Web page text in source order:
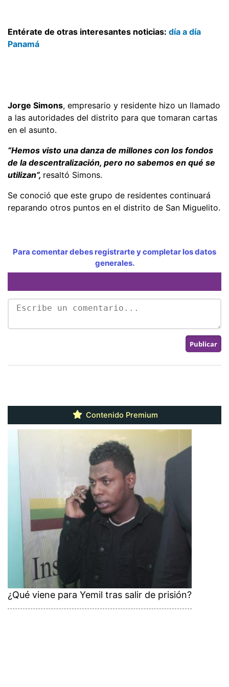
Entérate de otras interesantes noticias: día a día
Panamá
Jorge Simons, empresario y residente hizo un llamado
a las autoridades del distrito para que tomaran cartas
en el asunto.
“Hemos visto una danza de millones con los fondos
de la descentralización, pero no sabemos en qué se
utilizan”, resaltó Simons.
Se conoció que este grupo de residentes continuará
reparando otros puntos en el distrito de San Miguelito.
Para comentar debes registrarte y completar los datos
generales.
Contenido Premium
¿Qué viene para Yemil tras salir de prisión?